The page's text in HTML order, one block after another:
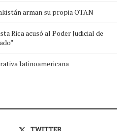
arman su propia OTAN
Rica acusó al Poder Judicial de
latinoamericana
TWITTER